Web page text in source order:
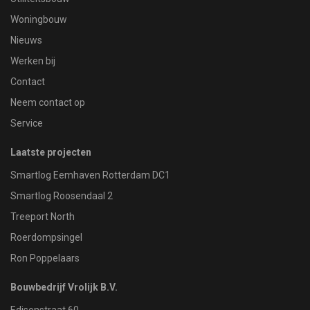
Woningbouw
Nieuws
Werken bij
Contact
Neem contact op
Service
Laatste projecten
Smartlog Eemhaven Rotterdam DC1
Smartlog Roosendaal 2
Treeport North
Roerdompsingel
Ron Poppelaars
Bouwbedrijf Vrolijk B.V.